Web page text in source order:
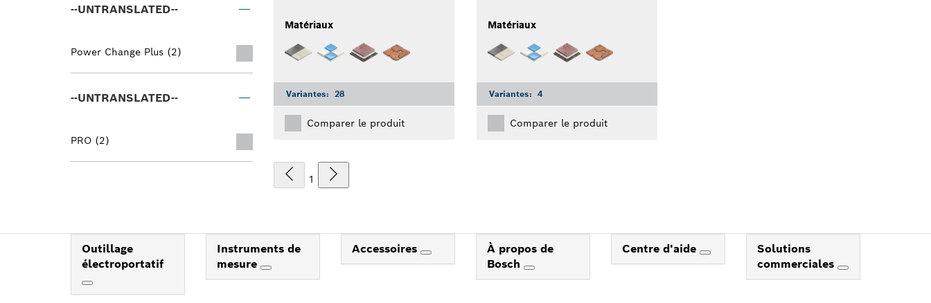
--UNTRANSLATED--
Power Change Plus (2)
--UNTRANSLATED--
PRO (2)
Matériaux
Variantes: 28
Comparer le produit
Matériaux
Variantes: 4
Comparer le produit
1
Outillage
électroportatif
Instruments de
mesure
Accessoires
À propos de
Bosch
Centre d'aide
Solutions
commerciales